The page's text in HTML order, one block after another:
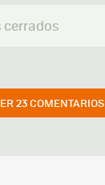
cerrados
23 COMENTARIOS